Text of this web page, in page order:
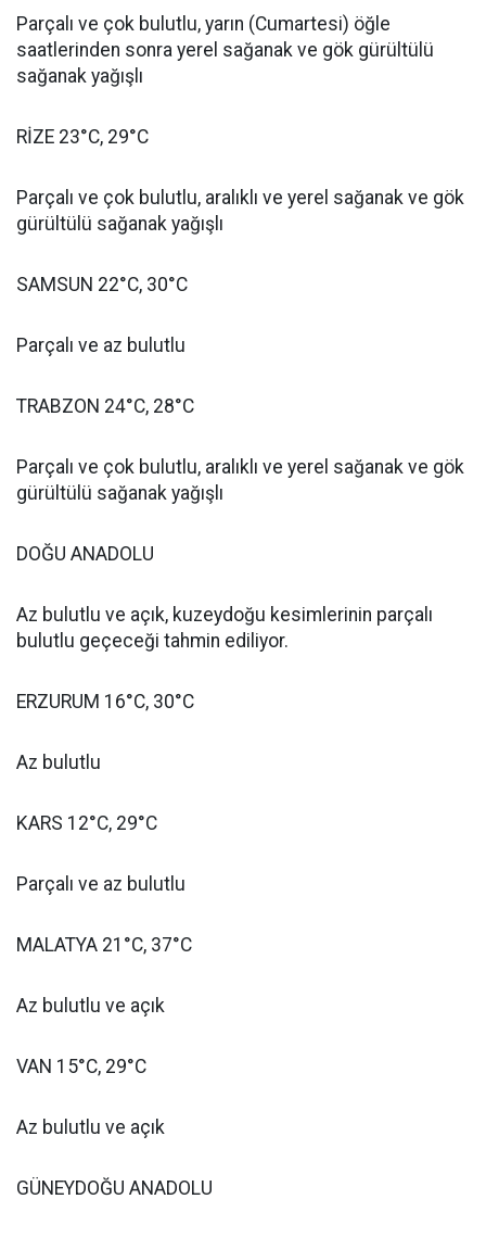
Parçalı ve çok bulutlu, yarın (Cumartesi) öğle
saatlerinden sonra yerel sağanak ve gök gürültülü
sağanak yağışlı
RİZE 23°C, 29°C
Parçalı ve çok bulutlu, aralıklı ve yerel sağanak ve gök
gürültülü sağanak yağışlı
SAMSUN 22°C, 30°C
Parçalı ve az bulutlu
TRABZON 24°C, 28°C
Parçalı ve çok bulutlu, aralıklı ve yerel sağanak ve gök
gürültülü sağanak yağışlı
DOĞU ANADOLU
Az bulutlu ve açık, kuzeydoğu kesimlerinin parçalı
bulutlu geçeceği tahmin ediliyor.
ERZURUM 16°C, 30°C
Az bulutlu
KARS 12°C, 29°C
Parçalı ve az bulutlu
MALATYA 21°C, 37°C
Az bulutlu ve açık
VAN 15°C, 29°C
Az bulutlu ve açık
GÜNEYDOĞU ANADOLU